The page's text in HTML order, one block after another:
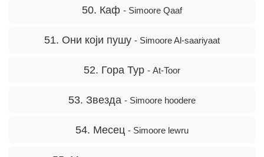
50. Каф - Simoore Qaaf
51. Они који пушу - Simoore Al-saariyaat
52. Гора Тур - At-Toor
53. Звезда - Simoore hoodere
54. Месец - Simoore lewru